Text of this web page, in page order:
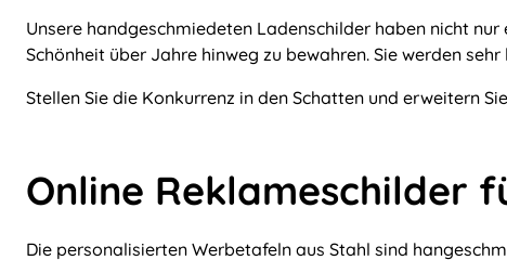
Unsere handgeschmiedeten Ladenschilder haben nicht
Schönheit über Jahre hinweg zu bewahren. Sie werden
Stellen Sie die Konkurrenz in den Schatten und erweitern
Online Reklameschilder
Die personalisierten Werbetafeln aus Stahl sind